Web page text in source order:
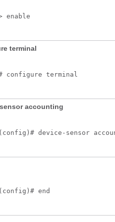
enable
terminal
configure terminal
accounting
device-sensor
end